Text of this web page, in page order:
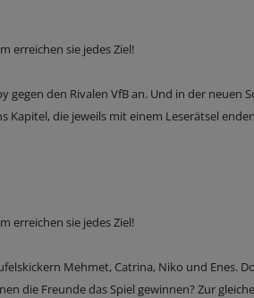
erreichen sie jedes Ziel!
den Rivalen VfB an. Und in der neuen
Kapitel, die jeweils mit einem Leserätsel
erreichen sie jedes Ziel!
Mehmet, Catrina, Niko und Enes.
die Freunde das Spiel gewinnen? Zur